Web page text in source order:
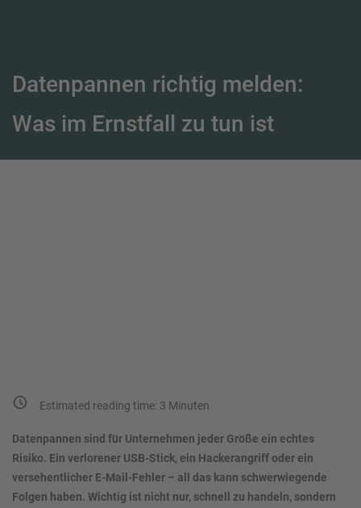
Datenpannen richtig melden:
Was im Ernstfall zu tun ist
Estimated reading time: 3 Minuten
Datenpannen sind für Unternehmen jeder Größe ein echtes
Risiko. Ein verlorener USB-Stick, ein Hackerangriff oder ein
versehentlicher E-Mail-Fehler – all das kann schwerwiegende
Folgen haben. Wichtig ist nicht nur, schnell zu handeln, sondern